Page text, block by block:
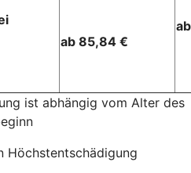
ab 85,84 €
ist abhängig vom Alter des
Höchstentschädigung